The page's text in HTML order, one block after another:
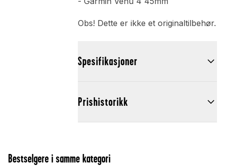
Obs! Dette er ikke et originaltilbehør.
Spesifikasjoner
Prishistorikk
Bestselgere i samme kategori